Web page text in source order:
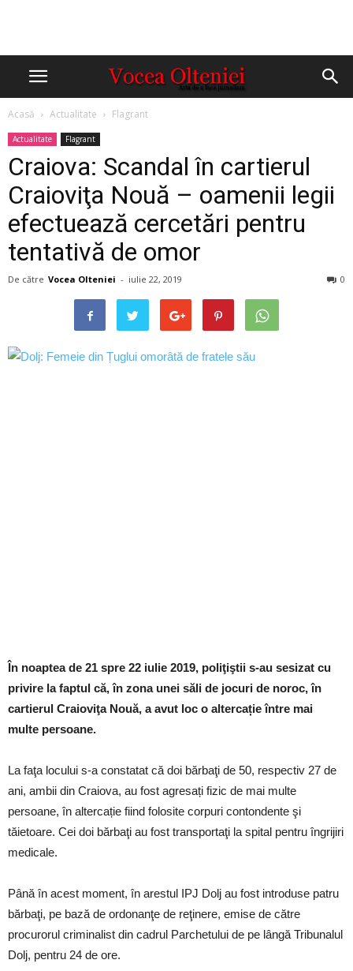
Acasă Actualitate Flagrant
Actualitate Flagrant
Craiova: Scandal în cartierul
Craioviţa Nouă – oamenii legii
efectuează cercetări pentru
tentativă de omor
De către Vocea Olteniei - iulie 22, 2019 0
În noaptea de 21 spre 22 iulie 2019, poliţiştii s-au sesizat cu
privire la faptul că, în zona unei săli de jocuri de noroc, în
cartierul Craioviţa Nouă, a avut loc o altercație între mai
multe persoane.
La faţa locului s-a constatat că doi bărbaţi de 50, respectiv 27 de
ani, ambii din Craiova, au fost agresați fizic de mai multe
persoane, în altercație fiind folosite corpuri contondente şi
tăietoare. Cei doi bărbaţi au fost transportaţi la spital pentru îngrijiri
medicale.
Până în acest moment, în arestul IPJ Dolj au fost introduse patru
bărbaţi, pe bază de ordonanţe de reţinere, emise de către
procurorul criminalist din cadrul Parchetului de pe lângă Tribunalul
Dolj, pentru 24 de ore.